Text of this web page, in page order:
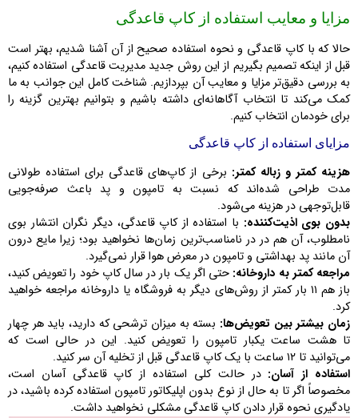
مزایا و معایب استفاده از کاپ قاعدگی
حالا که با کاپ قاعدگی و نحوه استفاده صحیح از آن آشنا شدیم، بهتر است
قبل از اینکه تصمیم بگیریم از این روش جدید مدیریت قاعدگی استفاده کنیم،
به بررسی دقیق‌تر مزایا و معایب آن بپردازیم. شناخت کامل این جوانب به ما
کمک می‌کند تا انتخاب آگاهانه‌ای داشته باشیم و بتوانیم بهترین گزینه را
برای خودمان انتخاب کنیم.
مزایای استفاده از کاپ قاعدگی
هزینه کمتر و زباله کمتر: برخی از کاپ‌های قاعدگی برای استفاده طولانی
مدت طراحی شده‌اند که نسبت به تامپون و پد باعث صرفه‌جویی
قابل‌توجهی در هزینه می‌شود.
بدون بوی اذیت‌کننده: با استفاده از کاپ قاعدگی، دیگر نگران انتشار بوی
نامطلوب، آن هم در در نامناسب‌ترین زمان‌ها نخواهید بود؛ زیرا مایع درون
آن مانند پد بهداشتی و تامپون در معرض هوا قرار نمی‌گیرد.
مراجعه کمتر به داروخانه: حتی اگر یک بار در سال کاپ خود را تعویض کنید،
باز هم ۱۱ بار کمتر از روش‌های دیگر به فروشگاه یا داروخانه مراجعه خواهید
کرد.
زمان بیشتر بین تعویض‌ها: بسته به میزان ترشحی که دارید، باید هر چهار
تا هشت ساعت یکبار تامپون را تعویض کنید. این در حالی است که
می‌توانید تا ۱۲ ساعت با یک کاپ قاعدگی قبل از تخلیه آن سر کنید.
استفاده از آسان: در حالت کلی استفاده از کاپ قاعدگی آسان است،
مخصوصاً اگر تا به حال از نوع بدون اپلیکاتور تامپون استفاده کرده باشید، در
یادگیری نحوه قرار دادن کاپ قاعدگی مشکلی نخواهید داشت.